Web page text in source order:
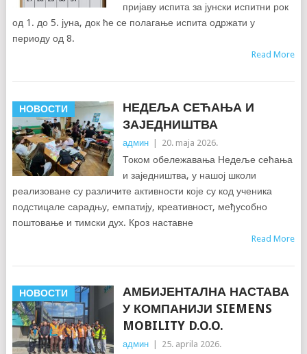
пријаву испита за јунски испитни рок
од 1. до 5. јуна, док ће се полагање испита одржати у
периоду од 8.
Read More
НОВОСТИ
НЕДЕЉА СЕЋАЊА И
ЗАЈЕДНИШТВА
админ | 20. maja 2026.
Током обележавања Недеље сећања
и заједништва, у нашој школи
реализоване су различите активности које су код ученика
подстицале сарадњу, емпатију, креативност, међусобно
поштовање и тимски дух. Кроз наставне
Read More
НОВОСТИ
АМБИЈЕНТАЛНА НАСТАВА
У КОМПАНИЈИ SIEMENS
MOBILITY D.O.O.
админ | 25. aprila 2026.